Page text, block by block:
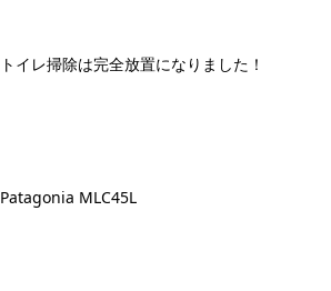
トイレ掃除は完全放置になりました！
Patagonia MLC45L